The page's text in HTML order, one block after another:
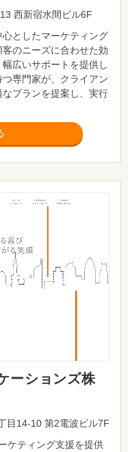
西新宿水間ビル6F
としたマーケティング
のニーズに合わせた効
広いサポートを提供し
専門家が、クライアン
プランを提案し、実行
ーションズ株
目14-10 第2電波ビル7F
ケティング支援を提供